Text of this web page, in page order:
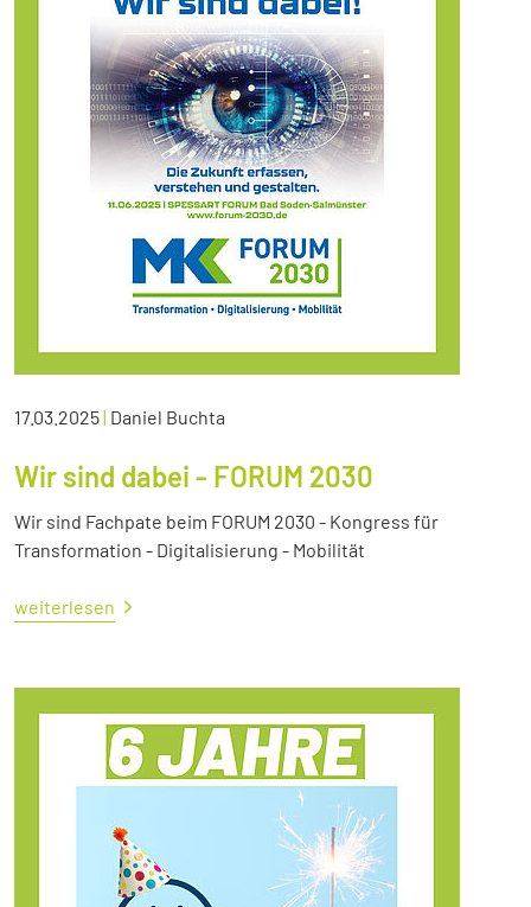
17.03.2025| Daniel Buchta
Wir sind dabei - FORUM 2030
Wir sind Fachpate beim FORUM 2030 - Kongress für
Transformation - Digitalisierung - Mobilität
weiterlesen